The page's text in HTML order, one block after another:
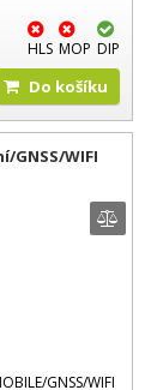
HLS MOP DIP
Do košíku
GNSS/WIFI
GNSS/WIFI